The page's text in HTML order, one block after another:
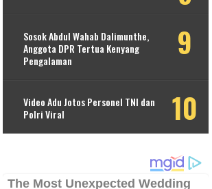
Sosok Abdul Wahab Dalimunthe,
Anggota DPR Tertua Kenyang
Pengalaman
Video Adu Jotos Personel TNI dan
Polri Viral